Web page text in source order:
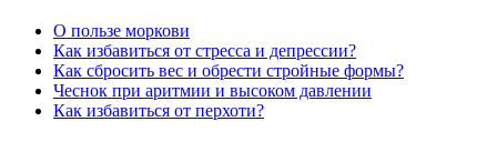
О пользе моркови
Как избавиться от стресса и депрессии?
Как сбросить вес и обрести стройные формы?
Чеснок при аритмии и высоком давлении
Как избавиться от перхоти?